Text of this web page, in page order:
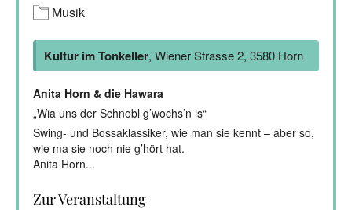
Musik
Kultur im Tonkeller, Wiener Strasse 2, 3580 Horn
Anita Horn & die Hawara
„Wia uns der Schnobl g’wochs’n is“
Swing- und Bossaklassiker, wie man sie kennt – aber so,
wie ma sie noch nie g’hört hat.
Anita Horn...
Zur Veranstaltung